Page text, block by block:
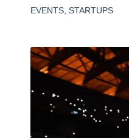
EVENTS STARTUPS